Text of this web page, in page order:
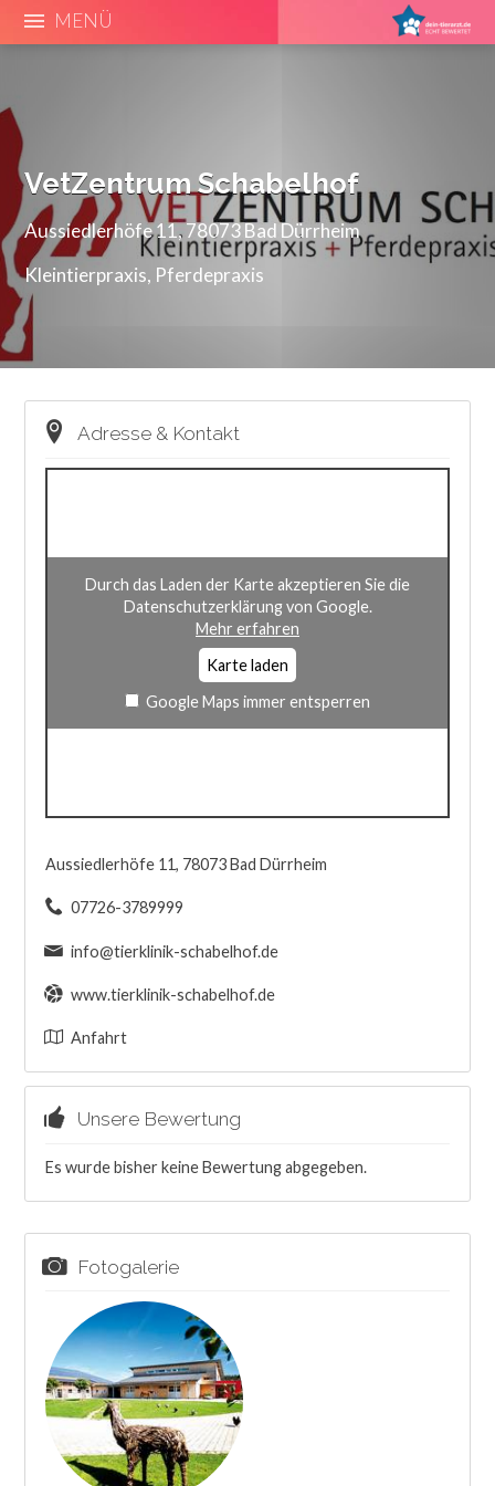
MENÜ
VetZentrum Schabelhof
Aussiedlerhöfe 11, 78073 Bad Dürrheim
Kleintierpraxis, Pferdepraxis
Adresse & Kontakt
Durch das Laden der Karte akzeptieren Sie die
Datenschutzerklärung von Google.
Mehr erfahren
Karte laden
Google Maps immer entsperren
Aussiedlerhöfe 11, 78073 Bad Dürrheim
07726-3789999
info@tierklinik-schabelhof.de
www.tierklinik-schabelhof.de
Anfahrt
Unsere Bewertung
Es wurde bisher keine Bewertung abgegeben.
Fotogalerie